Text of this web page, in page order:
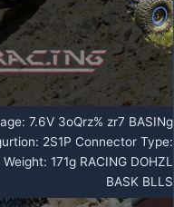
7.6V 3oQrz% zr7 BASINg
2S1P Connector Type:
171g RACING DOHZL
BASK BLLS